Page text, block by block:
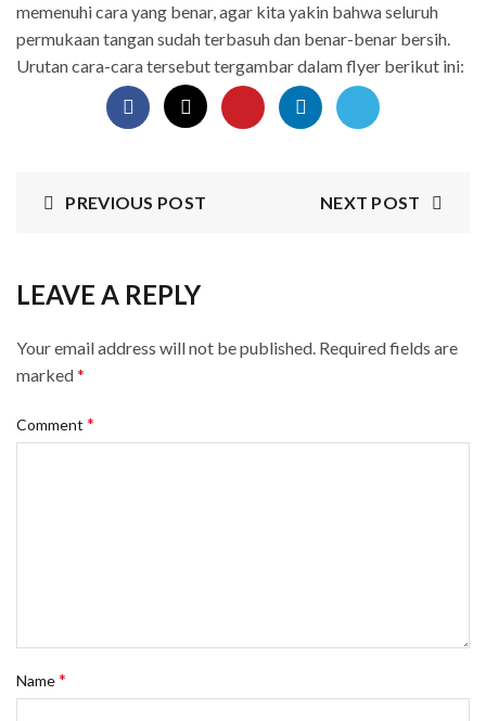
memenuhi cara yang benar, agar kita yakin bahwa seluruh
permukaan tangan sudah terbasuh dan benar-benar bersih.
Urutan cara-cara tersebut tergambar dalam flyer berikut ini:
PREVIOUS POST NEXT POST
LEAVE A REPLY
Your email address will not be published. Required fields are
marked*
Comment *
Name*